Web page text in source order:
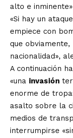
alto e
«Si hay un
empiece con
que
nacionalidad»,
A continuación
«una invasión
enorme de
asalto sobre la
medios de
interrumpirse